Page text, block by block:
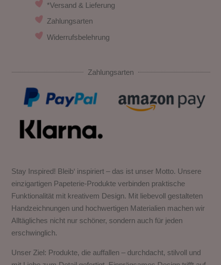
*Versand & Lieferung
Zahlungsarten
Widerrufsbelehrung
Zahlungsarten
Stay Inspired! Bleib‘ inspiriert – das ist unser Motto. Unsere
einzigartigen Papeterie-Produkte verbinden praktische
Funktionalität mit kreativem Design. Mit liebevoll gestalteten
Handzeichnungen und hochwertigen Materialien machen wir
Alltägliches nicht nur schöner, sondern auch für jeden
erschwinglich.
Unser Ziel: Produkte, die auffallen – durchdacht, stilvoll und